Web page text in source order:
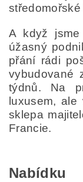
A když
úžasný
přání rádi
vybudované
týdnů. Na
luxusem,
sklepa
Francie.